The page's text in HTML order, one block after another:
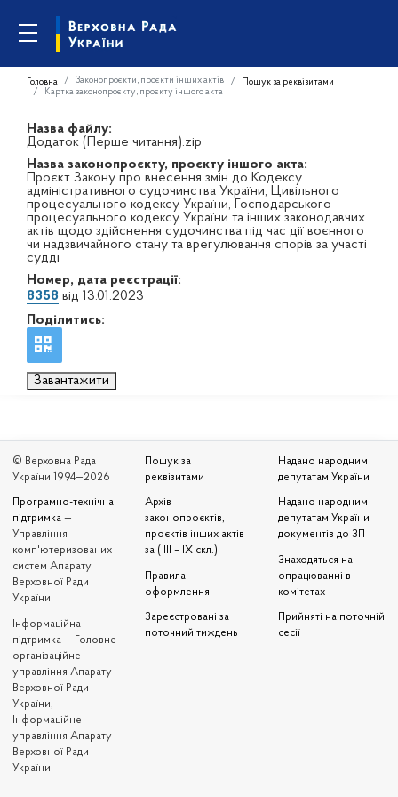
Головна Законопроєкти, проєкти інших актів
Пошук за реквізитами
Картка законопроєкту, проєкту іншого акта
Назва файлу:
Додаток (Перше читання).zip
Назва законопроєкту, проєкту іншого акта:
Проєкт Закону про внесення змін до Кодексу
адміністративного судочинства України, Цивільного
процесуального кодексу України, Господарського
процесуального кодексу України та інших законодавчих
актів щодо здійснення судочинства під час дії воєнного
чи надзвичайного стану та врегулювання спорів за участі
судді
Номер, дата реєстрації:
8358 від 13.01.2023
Поділитись:
Завантажити
© Верховна Рада
України 1994—2026
Програмно-технічна
підтримка —
Управління
комп'ютеризованих
систем Апарату
Верховної Ради
України
Iнформаційна
підтримка — Головне
організаційне
управління Апарату
Верховної Ради
України,
Інформаційне
управління Апарату
Верховної Ради
України
Пошук за
реквізитами
Архів
законопроєктів,
проєктів інших актів
за ( III – IX скл.)
Правила
оформлення
Зареєстровані за
поточний тиждень
Надано народним
депутатам України
Надано народним
депутатам України
документів до ЗП
Знаходяться на
опрацюванні в
комітетах
Прийняті на поточній
сесії